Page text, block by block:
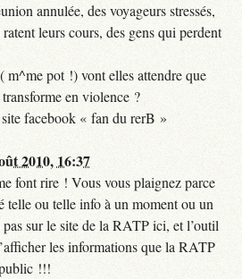
annulée, des voyageurs stressés,
leurs cours, des gens qui perdent
pot !) vont elles attendre que
transforme en violence ?
facebook « fan du rerB »
2010, 16:37
font rire ! Vous vous plaignez parce
telle ou telle info à un moment ou un
sur le site de la RATP ici, et l’outil
les informations que la RATP
!!!